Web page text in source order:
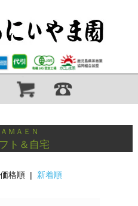
ＭＡＥＮ
ト＆自宅
格順 | 新着順